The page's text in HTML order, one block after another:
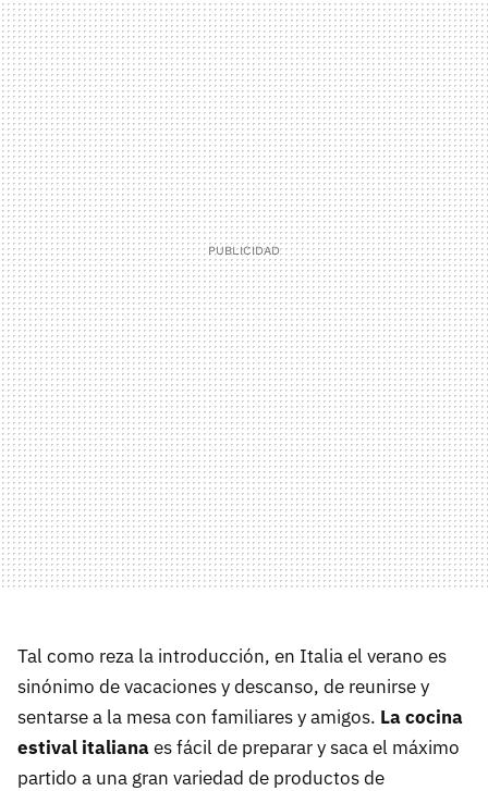
Tal como reza la introducción, en Italia el verano es
sinónimo de vacaciones y descanso, de reunirse y
sentarse a la mesa con familiares y amigos. La cocina
estival italianaes fácil de preparar y saca el máximo
partido a una gran variedad de productos de